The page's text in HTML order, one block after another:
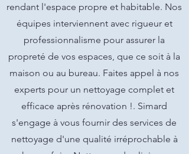
rendant l'espace propre et habitable. Nos
équipes interviennent avec rigueur et
professionnalisme pour assurer la
propreté de vos espaces, que ce soit à la
maison ou au bureau. Faites appel à nos
experts pour un nettoyage complet et
efficace après rénovation !. Simard
s'engage à vous fournir des services de
nettoyage d'une qualité irréprochable à